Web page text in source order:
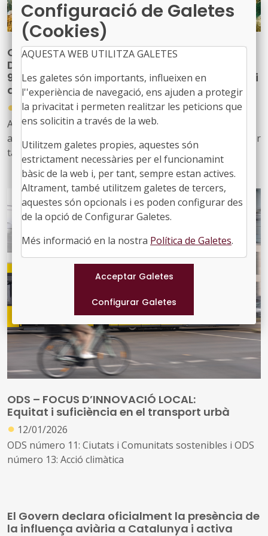
ODS – FOCUS D’INNOVACIÓ LOCAL:
Descarbonitzar les ciutats:
9 mesures per reduir les emissions de carboni
dels edificis i les comunitats
●
29/09/2025
A mesura que s'incrementa la població urbana també
augmenta la demanda d'edificis i d'infraestructures i, per
tant, el volum d'emissions generades pel sector de la
construcció. Això fa cada vegada més urgent, i també
més complex, aconseguir avenços en els objectius de
descarbonització urbana
Però difícil no vol dir impossible. Adoptant un
enfocament innovador, circular i integral és possible
compatibilitzar els objectius de creixement i de
sostenibilitat
ODS número 11: Ciutats i Comunitats sostenibles i ODS
número 13: Acció climàtica
ODS – FOCUS D’INNOVACIÓ LOCAL:
Equitat i suficiència en el transport urbà
● 12/01/2026
ODS número 11: Ciutats i Comunitats sostenibles i ODS
número 13: Acció climàtica
l'equitativitat social de moltes de les mesures que s'han
adoptat fins ara: l'aplicació del principi ‘qui contamina,
El Govern declara oficialment la presència de
la influença aviària a Catalunya i activa
Configuració de Galetes
(Cookies)
AQUESTA WEB UTILITZA GALETES
Les galetes són importants, influeixen en
l''experiència de navegació, ens ajuden a protegir
la privacitat i permeten realitzar les peticions que
ens solicitin a través de la web.
Utilitzem galetes propies, aquestes són
estrictament necessàries per el funcionamint
bàsic de la web i, per tant, sempre estan actives.
Altrament, també utilitzem galetes de tercers,
aquestes són opcionals i es poden configurar des
de la opció de Configurar Galetes.
Més informació en la nostra Política de Galetes.